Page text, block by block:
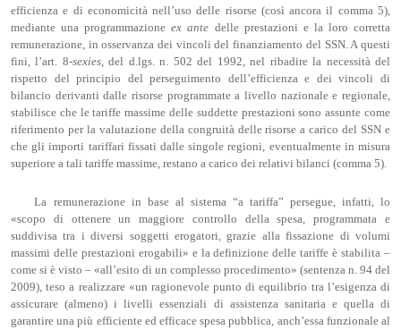
efficienza e di economicità nell’uso delle risorse (così ancora il comma 5),
mediante una programmazioneex ante delle prestazioni e la loro corretta
remunerazione, in osservanza dei vincoli del finanziamento del SSN. A questi
fini, l’art. 8-sexies, del d.lgs. n. 502 del 1992, nel ribadire la necessità del
rispetto del principio del perseguimento dell’efficienza e dei vincoli di
bilancio derivanti dalle risorse programmate a livello nazionale e regionale,
stabilisce che le tariffe massime delle suddette prestazioni sono assunte come
riferimento per la valutazione della congruità delle risorse a carico del SSN e
che gli importi tariffari fissati dalle singole regioni, eventualmente in misura
superiore a tali tariffe massime, restano a carico dei relativi bilanci (comma 5).
La remunerazione in base al sistema “a tariffa” persegue, infatti, lo
«scopo di ottenere un maggiore controllo della spesa, programmata e
suddivisa tra i diversi soggetti erogatori, grazie alla fissazione di volumi
massimi delle prestazioni erogabili» e la definizione delle tariffe è stabilita –
come si è visto – «all’esito di un complesso procedimento» (sentenza n. 94 del
2009), teso a realizzare «un ragionevole punto di equilibrio tra l’esigenza di
assicurare (almeno) i livelli essenziali di assistenza sanitaria e quella di
garantire una più efficiente ed efficace spesa pubblica, anch’essa funzionale al